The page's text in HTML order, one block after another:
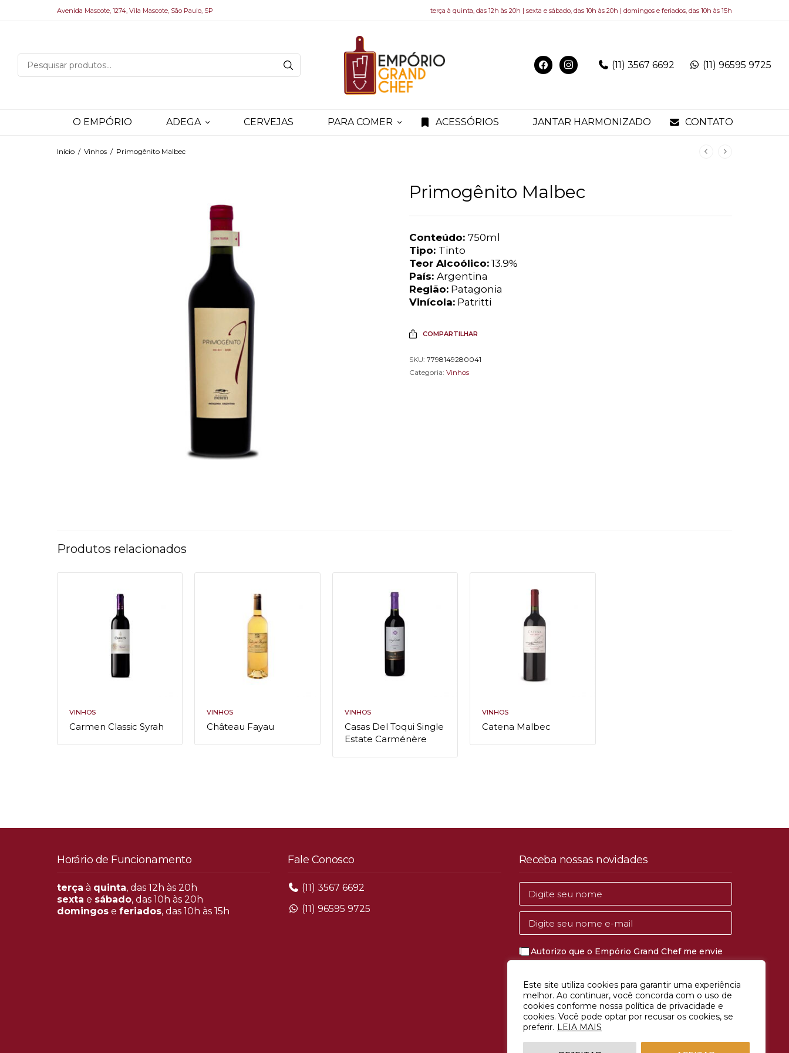
Este site utiliza cookies para garantir uma experiência
melhor. Ao continuar, você concorda com o uso de
cookies conforme nossa política de privacidade e
cookies. Você pode optar por recusar os cookies, se
preferir. LEIA MAIS
Avenida Mascote, 1274, Vila Mascote, São Paulo, SP terça à quinta, das 12h às 20h | sexta e sábado, das 10h às 20h | domingos e feriados, das 10h às 15h
(11) 3567 6692 (11) 96595 9725
O EMPÓRIO ADEGA CERVEJAS PARA COMER ACESSÓRIOS JANTAR HARMONIZADO CONTATO
Início / Vinhos / Primogênito Malbec
Primogênito Malbec
Conteúdo:750ml
Tipo: Tinto
Teor Alcoólico: 13.9%
País:Argentina
Região: Patagonia
Vinícola: Patritti
COMPARTILHAR
SKU: 7798149280041
Categoria: Vinhos
Produtos relacionados
VINHOS
Carmen Classic Syrah
VINHOS
Château Fayau
VINHOS
Casas Del Toqui Single
Estate Carménère
VINHOS
Catena Malbec
Horário de Funcionamento
terça à quinta, das 12h às 20h
sexta e sábado, das 10h às 20h
domingos eferiados, das 10h às 15h
Fale Conosco
(11) 3567 6692
(11) 96595 9725
Receba nossas novidades
Autorizo que o Empório Grand Chef me envie
CADASTRAR